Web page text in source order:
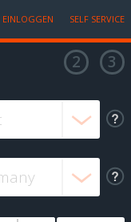
EINLOGGEN SELF SERVICE